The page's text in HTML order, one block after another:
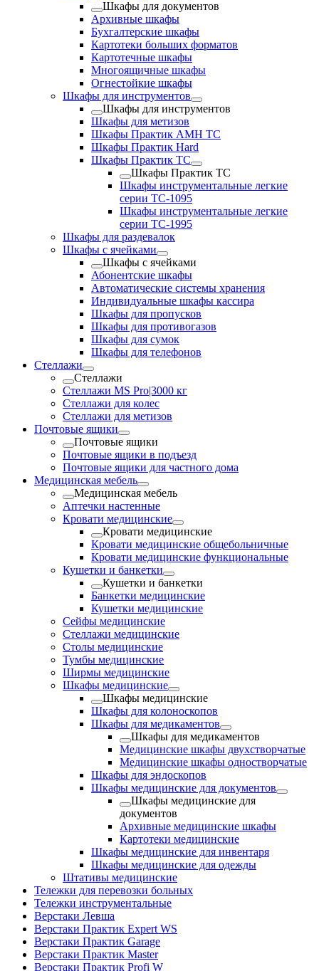
Шкафы для документов
Архивные шкафы
Бухгалтерские шкафы
Картотеки больших форматов
Картотечные шкафы
Многоящичные шкафы
Огнестойкие шкафы
Шкафы для инструментов
Шкафы для инструментов
Шкафы для метизов
Шкафы Практик AMH TC
Шкафы Практик Hard
Шкафы Практик TC
Шкафы Практик TC
Шкафы инструментальные легкие
серии TC-1095
Шкафы инструментальные легкие
серии TC-1995
Шкафы для раздевалок
Шкафы с ячейками
Шкафы с ячейками
Абонентские шкафы
Автоматические системы хранения
Индивидуальные шкафы кассира
Шкафы для пропусков
Шкафы для противогазов
Шкафы для сумок
Шкафы для телефонов
Стеллажи
Стеллажи
Стеллажи MS Pro|3000 кг
Стеллажи для колес
Стеллажи для метизов
Почтовые ящики
Почтовые ящики
Почтовые ящики в подъезд
Почтовые ящики для частного дома
Медицинская мебель
Медицинская мебель
Аптечки настенные
Кровати медицинские
Кровати медицинские
Кровати медицинские общебольничные
Кровати медицинские функциональные
Кушетки и банкетки
Кушетки и банкетки
Банкетки медицинские
Кушетки медицинские
Сейфы медицинские
Стеллажи медицинские
Столы медицинские
Тумбы медицинские
Ширмы медицинские
Шкафы медицинские
Шкафы медицинские
Шкафы для колоноскопов
Шкафы для медикаментов
Шкафы для медикаментов
Медицинские шкафы двухстворчатые
Медицинские шкафы одностворчатые
Шкафы для эндоскопов
Шкафы медицинские для документов
Шкафы медицинские для
документов
Архивные медицинские шкафы
Картотеки медицинские
Шкафы медицинские для инвентаря
Шкафы медицинские для одежды
Штативы медицинские
Тележки для перевозки больных
Тележки инструментальные
Верстаки Левша
Верстаки Практик Expert WS
Верстаки Практик Garage
Верстаки Практик Master
Верстаки Практик Profi W